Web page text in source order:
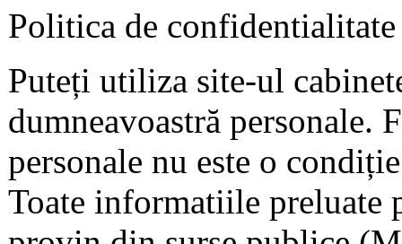
Politica de confidentialitate
Puteți utiliza site-ul
dumneavoastră personale.
personale nu este o
Toate informatiile preluate